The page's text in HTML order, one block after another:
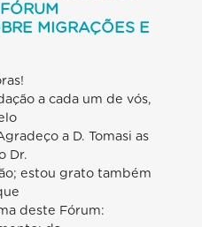
MIGRAÇÕES E
a cada um de vós,
a D. Tomasi as
Dr.
estou grato também
deste Fórum: